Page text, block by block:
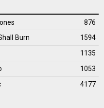
876
Burn
1594
1135
1053
4177